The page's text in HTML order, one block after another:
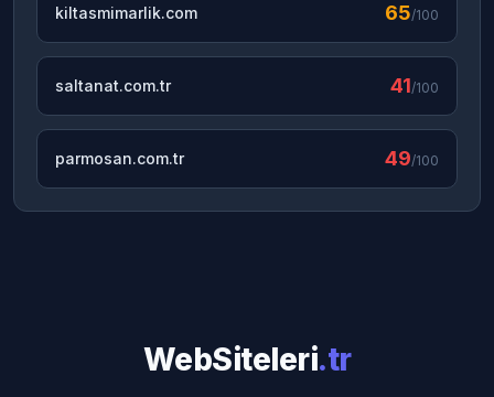
kiltasmimarlik.com 65/100
saltanat.com.tr 41/100
parmosan.com.tr 49/100
WebSiteleri.tr